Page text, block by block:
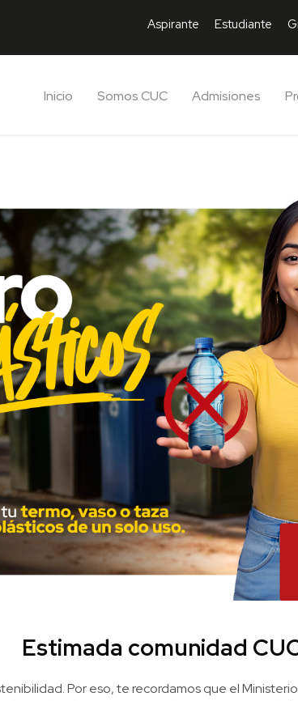
Aspirante Estudiante
Inicio Somos CUC Admisiones
Estimada comunidad
Por eso, te recordamos que el